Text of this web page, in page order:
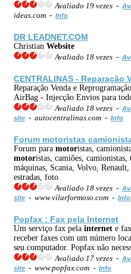
Avaliado 19 vezes -
ideas.com - Info
DR LEADNET.COM
Christian Website
Avaliado 18 vezes -
CENTRALINAS - Reparação
Reparação Venda e
AirBag - Injecção Envios para
Avaliado 18 vezes -
site - autocentralinas.com - Info
Forum motoristas
Forum para motoristas,
motoristas, camiões,
máquinas, Scania, Volvo,
estradas, foto
Avaliado 18 vezes -
site - www.vilarformoso.com - Info
Popfax : Fax pela Internet
Um serviço fax pela internet e
receber faxes com um número
seu computador. Popfax não
Avaliado 17 vezes -
site - www.popfax.com - Info